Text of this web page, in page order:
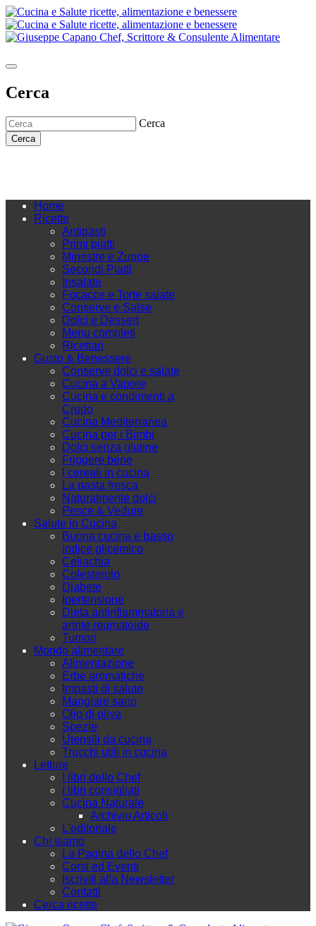
Cerca
Cerca
Cerca
Home
Ricette
Antipasti
Primi piatti
Minestre e Zuppe
Secondi Piatti
Insalate
Focacce e Torte salate
Conserve e Salse
Dolci e Dessert
Menu completi
Ricettari
Gusto & Benessere
Conserve dolci e salate
Cucina a Vapore
Cucina e condimenti a
Crudo
Cucina Mediterranea
Cucina per i Bimbi
Dolci senza glutine
Friggere bene
I cereali in cucina
La pasta fresca
Naturalmente dolci
Pesce & Vedure
Salute in Cucina
Buona cucina e basso
indice glicemico
Celiachia
Colesterolo
Diabete
Ipertensione
Dieta antinfiammatoria e
artrite reumatoide
Tumori
Mondo alimentare
Alimentazione
Erbe aromatiche
Impasti di salute
Mangiare sano
Olio di oliva
Spezie
Utensili da cucina
Trucchi utili in cucina
Letture
I libri dello Chef
I libri consigliati
Cucina Naturale
Archivio Articoli
L'editoriale
Chi siamo
La Pagina dello Chef
Corsi ed Eventi
Iscriviti alla Newsletter
Contatti
Cerca ricette